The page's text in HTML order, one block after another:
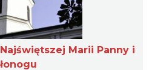
Marii Panny i